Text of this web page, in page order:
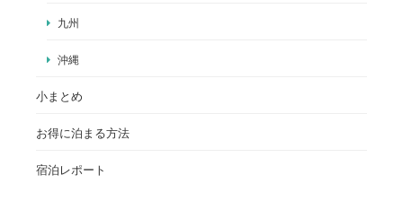
九州
沖縄
小まとめ
お得に泊まる方法
宿泊レポート